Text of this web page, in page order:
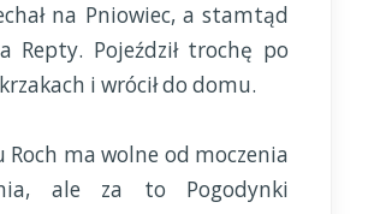
na Pniowiec, a stamtąd
Repty. Pojeździł trochę po
i wrócił do domu.
Roch ma wolne od moczenia
ale za to Pogodynki